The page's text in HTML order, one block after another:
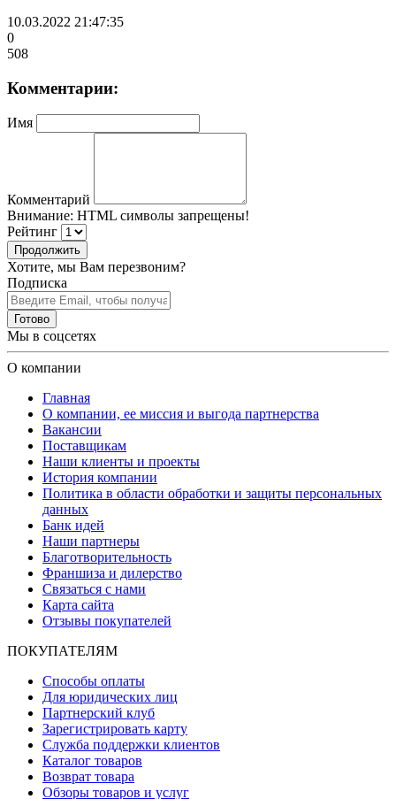
10.03.2022 21:47:35
0
508
Комментарии:
Имя
Комментарий
Внимание: HTML символы запрещены!
Рейтинг
Продолжить
Хотите, мы Вам перезвоним?
Подписка
Готово
Мы в соцсетях
О компании
Главная
О компании, ее миссия и выгода партнерства
Вакансии
Поставщикам
Наши клиенты и проекты
История компании
Политика в области обработки и защиты персональных
данных
Банк идей
Наши партнеры
Благотворительность
Франшиза и дилерство
Связаться с нами
Карта сайта
Отзывы покупателей
ПОКУПАТЕЛЯМ
Способы оплаты
Для юридических лиц
Партнерский клуб
Зарегистрировать карту
Служба поддержки клиентов
Каталог товаров
Возврат товара
Обзоры товаров и услуг